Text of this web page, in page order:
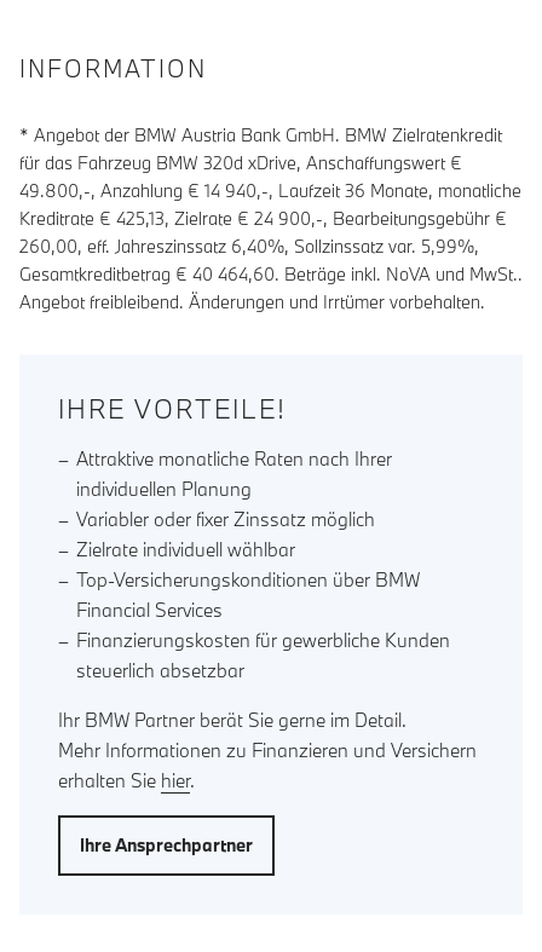
INFORMATION
* Angebot der BMW Austria Bank GmbH. BMW Zielratenkredit
für das Fahrzeug BMW 320d xDrive, Anschaffungswert €
49.800,-, Anzahlung € 14 940,-, Laufzeit36 Monate, monatliche
Kreditrate € 425,13, Zielrate € 24 900,-, Bearbeitungsgebühr €
260,00, eff. Jahreszinssatz 6,40%, Sollzinssatz var. 5,99%,
Gesamtkreditbetrag € 40 464,60. Beträge inkl. NoVA und MwSt..
Angebot freibleibend. Änderungen und Irrtümer vorbehalten.
IHRE VORTEILE!
Attraktive monatliche Raten nach Ihrer
individuellen Planung
Variabler oder fixer Zinssatz möglich
Zielrate individuell wählbar
Top-Versicherungskonditionen über BMW
Financial Services
Finanzierungskosten für gewerbliche Kunden
steuerlich absetzbar
Ihr BMW Partner berät Sie gerne im Detail.
Mehr Informationen zu Finanzieren und Versichern
erhalten Sie hier.
Ihre Ansprechpartner